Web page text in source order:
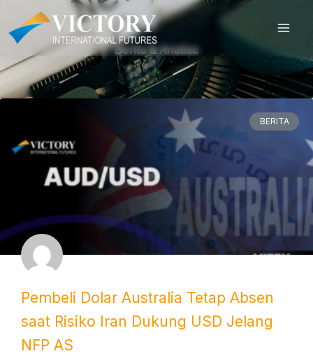
content
Berita & Analisa
BERITA
Pembeli Dolar Australia Tetap Absen
saat Risiko Iran Dukung USD Jelang
NFP AS